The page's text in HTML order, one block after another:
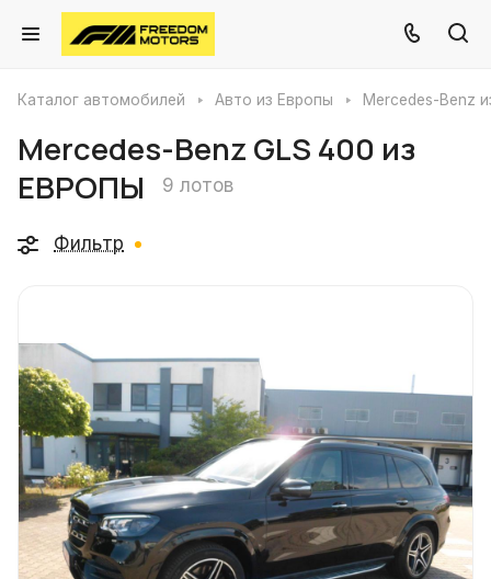
Каталог автомобилей Авто из Европы Mercedes-Benz
Mercedes-Benz GLS 400 из
ЕВРОПЫ
9 лотов
Фильтр